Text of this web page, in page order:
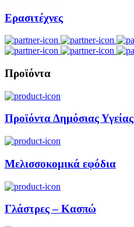
Ερασιτέχνες
Προϊόντα
Προϊόντα Δημόσιας Υγείας
Μελισσοκομικά εφόδια
Γλάστρες – Κασπώ